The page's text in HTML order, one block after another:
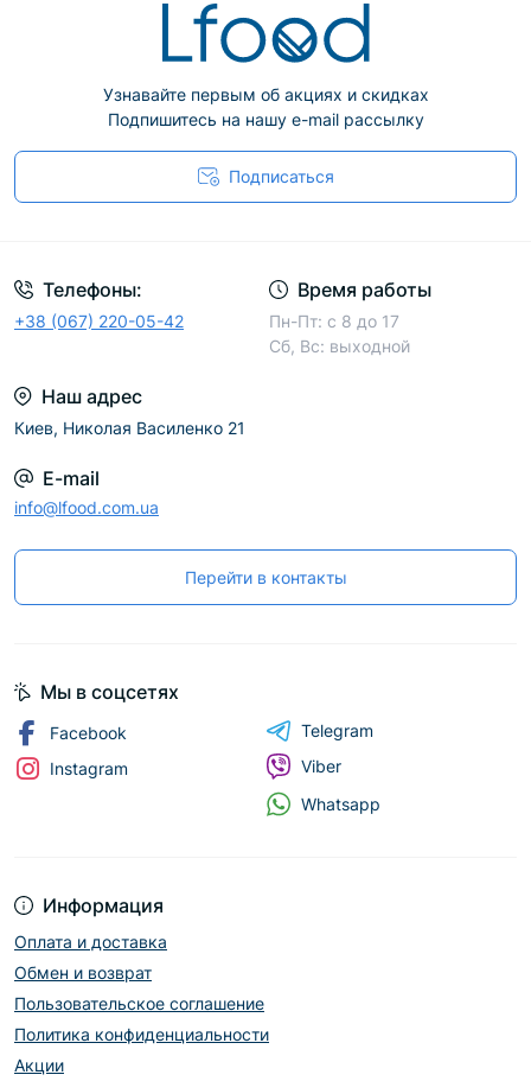
Узнавайте первым об акциях и скидках
Подпишитесь на нашу e-mail рассылку
Подписаться
Телефоны:
+38 (067) 220-05-42
Время работы
Пн-Пт: с 8 до 17
Сб, Вс: выходной
Наш адрес
Киев, Николая Василенко 21
E-mail
info@lfood.com.ua
Перейти в контакты
Информация
Оплата и доставка
Обмен и возврат
Пользовательское соглашение
Политика конфиденциальности
Акции
Мы в соцсетях
Facebook
Instagram
Telegram
Viber
Whatsapp